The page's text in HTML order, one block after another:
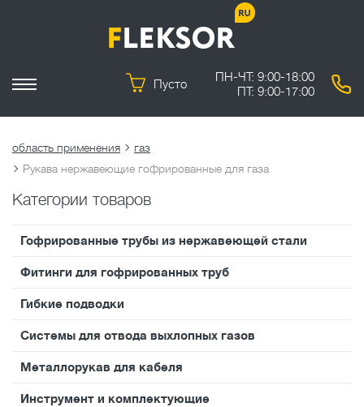
Пусто
ПН-ЧТ: 9:00-18:00
ПТ: 9:00-17:00
область применения
газ
Рукава нержавеющие гофрированные для газа
Категории товаров
Гофрированные трубы из нержавеющей стали
Фитинги для гофрированных труб
Гибкие подводки
Системы для отвода выхлопных газов
Металлорукав для кабеля
Инструмент и комплектующие